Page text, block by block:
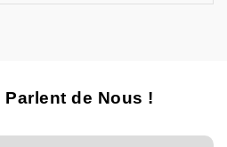
de Nous !